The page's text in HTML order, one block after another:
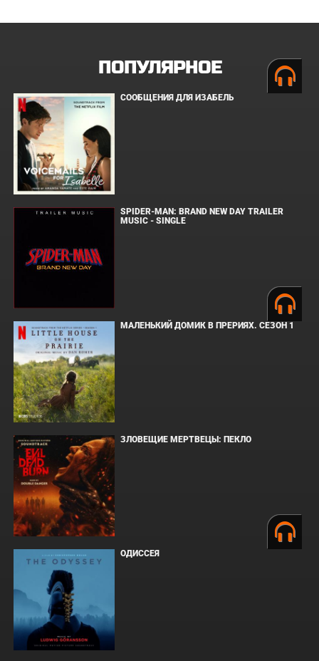
ПОПУЛЯРНОЕ
СООБЩЕНИЯ ДЛЯ ИЗАБЕЛЬ
SPIDER-MAN: BRAND NEW DAY TRAILER
MUSIC - SINGLE
МАЛЕНЬКИЙ ДОМИК В ПРЕРИЯХ. СЕЗОН 1
ЗЛОВЕЩИЕ МЕРТВЕЦЫ: ПЕКЛО
ОДИССЕЯ